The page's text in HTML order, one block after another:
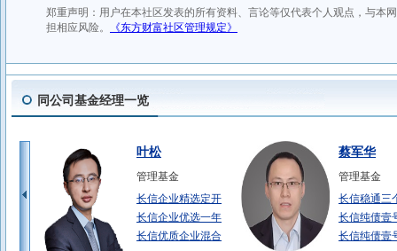
同公司基金经理一览
叶松
管理基金
长信企业精选定开
长信企业优选一年
长信优质企业混合
蔡军华
管理基金
长信稳通三
长信纯债壹
长信纯债壹